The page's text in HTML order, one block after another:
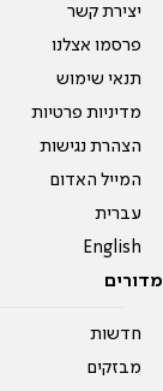
יצירת קשר
פרסמו אצלנו
תנאי שימוש
מדיניות פרטיות
הצהרת נגישות
המייל האדום
עברית
English
מדורים
חדשות
מבזקים